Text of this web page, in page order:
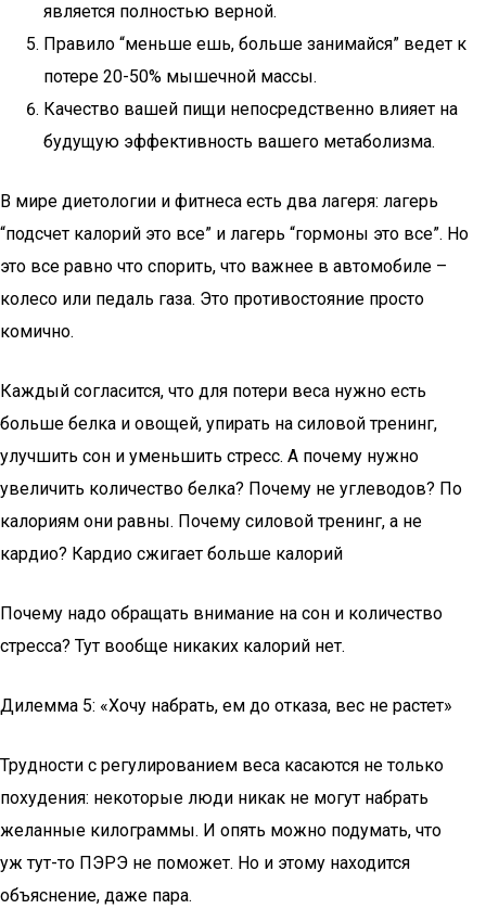
является полностью верной.
Правило “меньше ешь, больше занимайся” ведет к
потере 20-50% мышечной массы.
Качество вашей пищи непосредственно влияет на
будущую эффективность вашего метаболизма.
В мире диетологии и фитнеса есть два лагеря: лагерь
“подсчет калорий это все” и лагерь “гормоны это все”. Но
это все равно что спорить, что важнее в автомобиле –
колесо или педаль газа. Это противостояние просто
комично.
Каждый согласится, что для потери веса нужно есть
больше белка и овощей, упирать на силовой тренинг,
улучшить сон и уменьшить стресс. А почему нужно
увеличить количество белка? Почему не углеводов? По
калориям они равны. Почему силовой тренинг, а не
кардио? Кардио сжигает больше калорий
Почему надо обращать внимание на сон и количество
стресса? Тут вообще никаких калорий нет.
Дилемма 5: «Хочу набрать, ем до отказа, вес не растет»
Трудности с регулированием веса касаются не только
похудения: некоторые люди никак не могут набрать
желанные килограммы. И опять можно подумать, что
уж тут-то ПЭРЭ не поможет. Но и этому находится
объяснение, даже пара.